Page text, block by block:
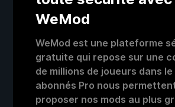
WeMod
WeMod est une plateforme
gratuite qui repose sur une
de millions de joueurs dans le
abonnés Pro nous
proposer nos mods au plus